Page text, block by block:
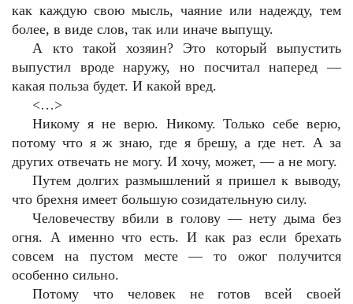
как каждую свою мысль, чаяние или надежду, тем
более, в виде слов, так или иначе выпущу.
А кто такой хозяин? Это который выпустить
выпустил вроде наружу, но посчитал наперед —
какая польза будет. И какой вред.
<…>
Никому я не верю. Никому. Только себе верю,
потому что я ж знаю, где я брешу, а где нет. А за
других отвечать не могу. И хочу, может, — а не могу.
Путем долгих размышлений я пришел к выводу,
что брехня имеет большую созидательную силу.
Человечеству вбили в голову — нету дыма без
огня. А именно что есть. И как раз если брехать
совсем на пустом месте — то ожог получится
особенно сильно.
Потому что человек не готов всей своей